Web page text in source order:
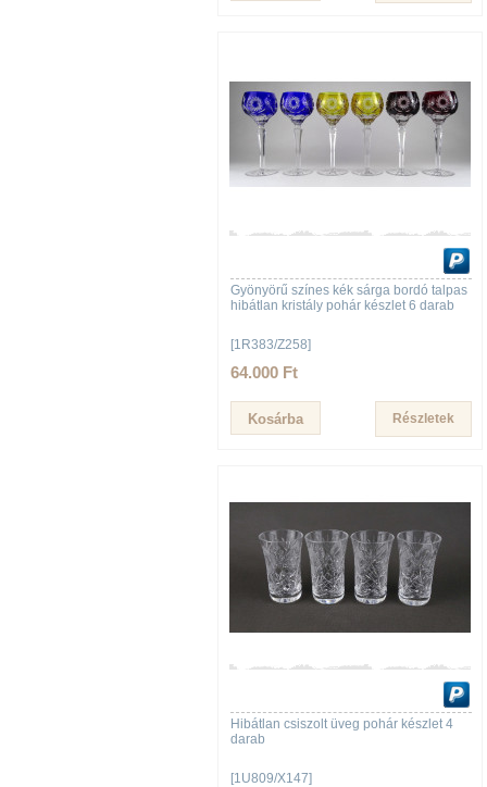
Gyönyörű színes kék sárga bordó talpas
hibátlan kristály pohár készlet 6 darab
[1R383/Z258]
64.000 Ft
Részletek
Hibátlan csiszolt üveg pohár készlet 4
darab
[1U809/X147]